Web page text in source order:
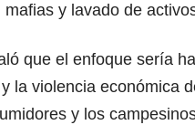
mafias y lavado de
que el enfoque sería
la violencia económica
y los